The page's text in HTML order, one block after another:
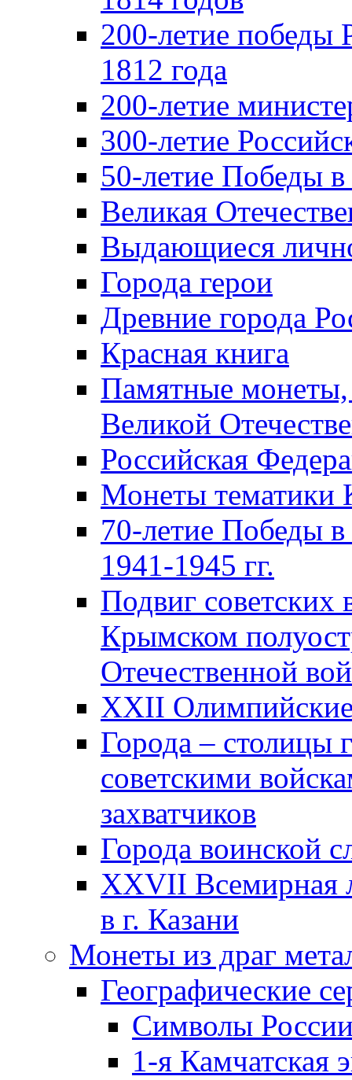
200-летие победы
1812 года
200-летие
300-летие
50-летие Победы
Великая
Выдающиеся
Города герои
Древние города
Красная книга
Памятные
Великой
Российская
Монеты тематики
70-летие Победы
1941-1945 гг.
Подвиг советских
Крымском
Отечественной
XXII
Города – столицы
советскими
захватчиков
Города воинской
XXVII Всемирная
в г. Казани
Монеты из драг
Географические
Символы
1-я Камчатская